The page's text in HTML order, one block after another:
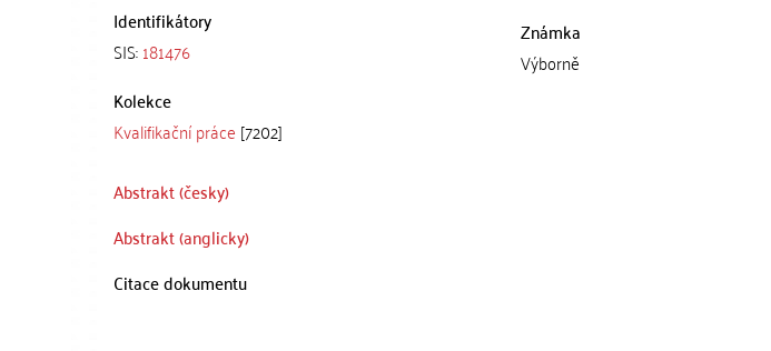
Identifikátory
SIS:181476
Kolekce
Kvalifikační práce [7202]
Známka
Výborně
Abstrakt (česky)
Abstrakt (anglicky)
Citace dokumentu